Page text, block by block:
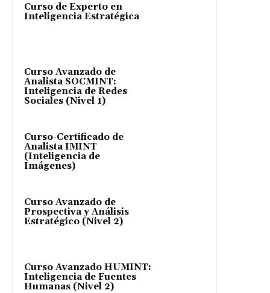
Curso de Experto en
Inteligencia Estratégica
Curso Avanzado de
Analista SOCMINT:
Inteligencia de Redes
Sociales (Nivel 1)
Curso-Certificado de
Analista IMINT
(Inteligencia de
Imágenes)
Curso Avanzado de
Prospectiva y Análisis
Estratégico (Nivel 2)
Curso Avanzado HUMINT:
Inteligencia de Fuentes
Humanas (Nivel 2)